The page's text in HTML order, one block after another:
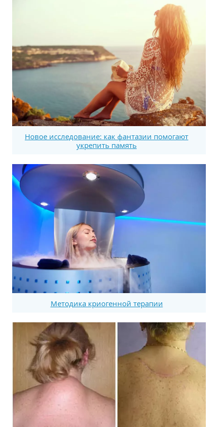
Новое исследование: как фантазии помогают
укрепить память
Методика криогенной терапии